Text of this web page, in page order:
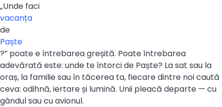
„Unde faci
vacanța
de
Paște
?” poate e întrebarea greșită. Poate întrebarea
adevărată este: unde te întorci de Paște? La sat sau la
oraș, la familie sau în tăcerea ta, fiecare dintre noi caută
ceva: odihnă, iertare și lumină. Unii pleacă departe — cu
gândul sau cu avionul.